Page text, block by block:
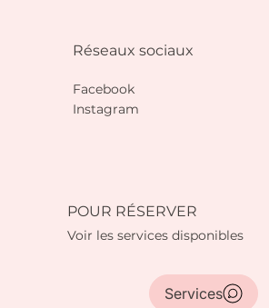
Réseaux sociaux
Facebook
Instagram
POUR RÉSERVER
Voir les services disponibles
Services